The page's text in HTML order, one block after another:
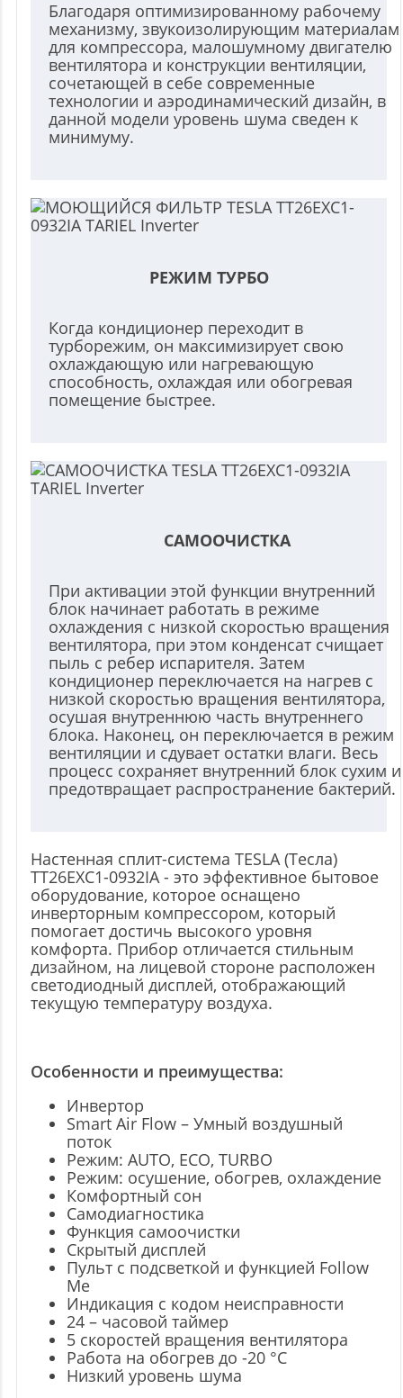
Благодаря оптимизированному рабочему
механизму, звукоизолирующим материалам
для компрессора, малошумному двигателю
вентилятора и конструкции вентиляции,
сочетающей в себе современные
технологии и аэродинамический дизайн, в
данной модели уровень шума сведен к
минимуму.
РЕЖИМ ТУРБО
Когда кондиционер переходит в
турборежим, он максимизирует свою
охлаждающую или нагревающую
способность, охлаждая или обогревая
помещение быстрее.
САМООЧИСТКА
При активации этой функции внутренний
блок начинает работать в режиме
охлаждения с низкой скоростью вращения
вентилятора, при этом конденсат счищает
пыль с ребер испарителя. Затем
кондиционер переключается на нагрев с
низкой скоростью вращения вентилятора,
осушая внутреннюю часть внутреннего
блока. Наконец, он переключается в режим
вентиляции и сдувает остатки влаги. Весь
процесс сохраняет внутренний блок сухим и
предотвращает распространение бактерий.
Настенная сплит-система TESLA (Тесла)
TT26EXC1-0932IA - это эффективное бытовое
оборудование, которое оснащено
инверторным компрессором, который
помогает достичь высокого уровня
комфорта. Прибор отличается стильным
дизайном, на лицевой стороне расположен
светодиодный дисплей, отображающий
текущую температуру воздуха.
Особенности и преимущества:
Инвертор
Smart Air Flow – Умный воздушный
поток
Режим: AUTO, ECO, TURBO
Режим: осушение, обогрев, охлаждение
Комфортный сон
Самодиагностика
Функция самоочистки
Скрытый дисплей
Пульт с подсветкой и функцией Follow
Me
Индикация с кодом неисправности
24 – часовой таймер
5 скоростей вращения вентилятора
Работа на обогрев до -20 °C
Низкий уровень шума